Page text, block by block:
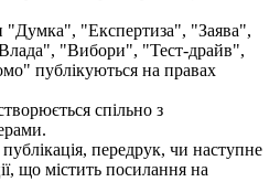
"Думка", "Експертиза", "Заява",
"Вибори", "Тест-драйв",
публікуються на правах
спільно з
передрук, чи наступне
що містить посилання на